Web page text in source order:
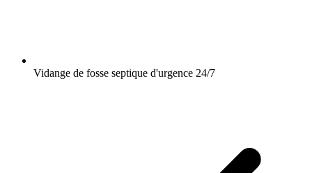
Vidange de fosse septique d'urgence 24/7